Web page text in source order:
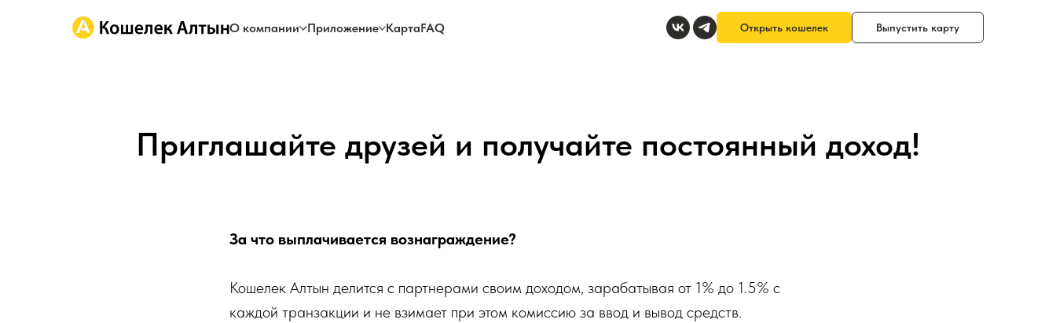
О компании Приложение КартаFAQ Открыть кошелек Выпустить карту
Приглашайте друзей и получайте постоянный доход!
За что выплачивается вознаграждение?
Кошелек Алтын делится с партнерами своим доходом, зарабатывая от 1% до 1.5% с
каждой транзакции и не взимает при этом комиссию за ввод и вывод средств.